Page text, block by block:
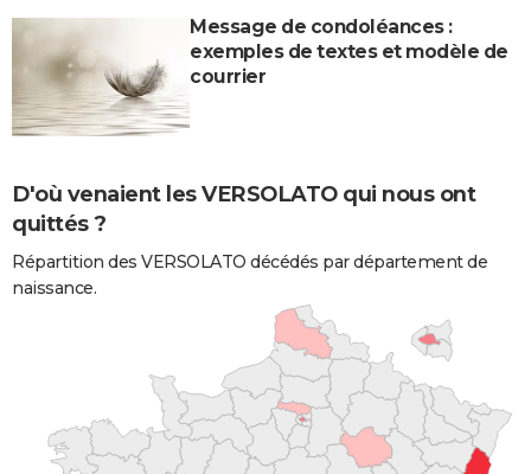
Message de condoléances :
exemples de textes et modèle de
courrier
D'où venaient les VERSOLATO qui nous ont
quittés ?
Répartition des VERSOLATO décédés par département de
naissance.